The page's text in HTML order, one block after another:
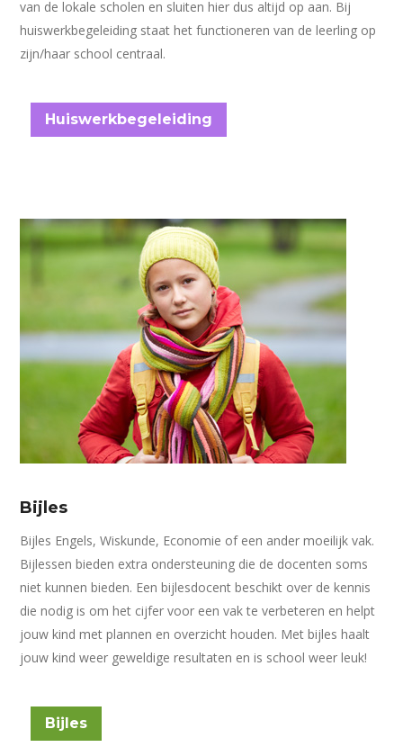
van de lokale scholen en sluiten hier dus altijd op aan. Bij
huiswerkbegeleiding staat het functioneren van de leerling op
zijn/haar school centraal.
Huiswerkbegeleiding
Bijles
Bijles Engels, Wiskunde, Economie of een ander moeilijk vak.
Bijlessen bieden extra ondersteuning die de docenten soms
niet kunnen bieden. Een bijlesdocent beschikt over de kennis
die nodig is om het cijfer voor een vak te verbeteren en helpt
jouw kind met plannen en overzicht houden. Met bijles haalt
jouw kind weer geweldige resultaten en is school weer leuk!
Bijles